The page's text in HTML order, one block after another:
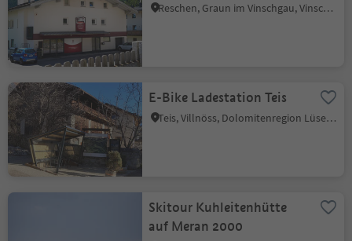
Reschen, Graun im Vinschgau, Vinschgau
E-Bike Ladestation Teis
Teis, Villnöss, Dolomitenregion Lüsen Villnöss
Skitour Kuhleitenhütte
auf Meran 2000